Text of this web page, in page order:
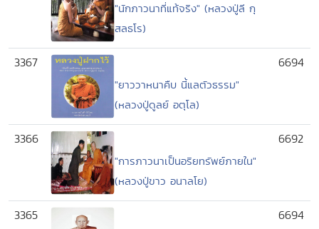
"นักภาวนาที่แท้จริง" (หลวงปู่ลี กุ
สลธโร)
3367
"ยาววาหนาคืบ นี้แลตัวธรรม"
(หลวงปู่ดูลย์ อตุโล)
6694
3366
"การภาวนาเป็นอริยทรัพย์ภายใน"
(หลวงปู่ขาว อนาลโย)
6692
3365 6694